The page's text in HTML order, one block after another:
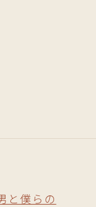
僕らの